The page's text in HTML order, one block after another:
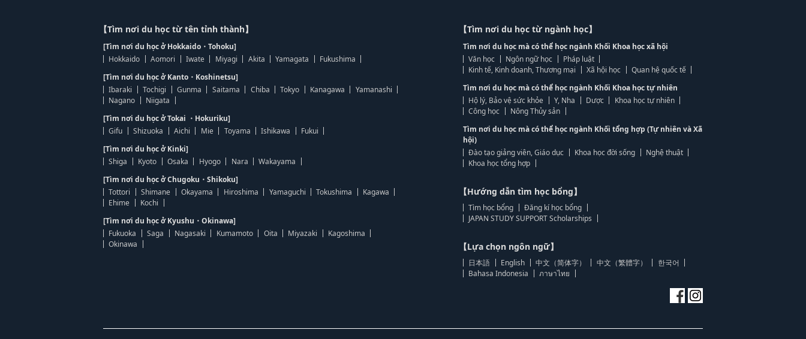
【Tìm nơi du học từ tên tỉnh thành】
[Tìm nơi du học ở Hokkaido・Tohoku]
Hokkaido
Aomori Iwate Miyagi Akita Yamagata
Fukushima
[Tìm nơi du học ở Kanto・Koshinetsu]
Ibaraki
Tochigi Gunma Saitama Chiba Tokyo Kanagawa
Yamanashi
Nagano
Niigata
[Tìm nơi du học ở Tokai ・Hokuriku]
Gifu
Shizuoka Aichi Mie Toyama Ishikawa
Fukui
[Tìm nơi du học ở Kinki]
Shiga
Kyoto Osaka Hyogo Nara
Wakayama
[Tìm nơi du học ở Chugoku・Shikoku]
Tottori
Shimane Okayama Hiroshima Yamaguchi Tokushima
Kagawa
Ehime
Kochi
[Tìm nơi du học ở Kyushu・Okinawa]
Fukuoka
Saga Nagasaki Kumamoto Oita Miyazaki
Kagoshima
Okinawa
【Tìm nơi du học từ ngành học】
Tìm nơi du học mà có thể học ngành Khối Khoa học xã hội
Văn học
Ngôn ngữ học
Pháp luật
Kinh tế, Kinh doanh, Thương mại
Xã hội học
Quan hệ quốc tế
Tìm nơi du học mà có thể học ngành Khối Khoa học tự nhiên
Hộ lý, Bảo vệ sức khỏe
Y, Nha Dược
Khoa học tự nhiên
Công học
Nông Thủy sản
Tìm nơi du học mà có thể học ngành Khối tổng hợp (Tự nhiên và Xã
hội)
Đào tạo giảng viên, Giáo dục
Khoa học đời sống
Nghệ thuật
Khoa học tổng hợp
【Hướng dẫn tìm học bổng】
Tìm học bổng
Đăng kí học bổng
JAPAN STUDY SUPPORT Scholarships
【Lựa chọn ngôn ngữ】
日本語 English 中文（简体字） 中文（繁體字）
한국어
Bahasa Indonesia
ภาษาไทย